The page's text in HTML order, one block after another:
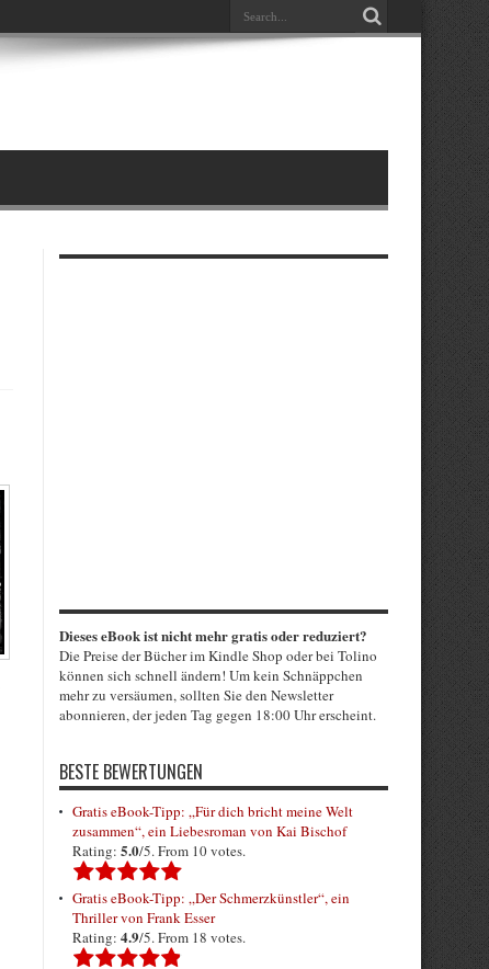
Dieses eBook ist nicht mehr gratis oder reduziert?
Die Preise der Bücher im Kindle Shop oder bei Tolino
können sich schnell ändern! Um kein Schnäppchen
mehr zu versäumen, sollten Sie den Newsletter
abonnieren, der jeden Tag gegen 18:00 Uhr erscheint.
BESTE BEWERTUNGEN
Gratis eBook-Tipp: „Für dich bricht meine Welt
zusammen“, ein Liebesroman von Kai Bischof
Rating: 5.0/5. From 10 votes.
Gratis eBook-Tipp: „Der Schmerzkünstler“, ein
Thriller von Frank Esser
Rating: 4.9/5. From 18 votes.